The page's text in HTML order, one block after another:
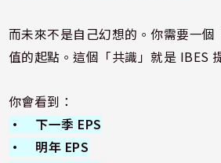
而未來不是自己幻想的。你需要一個
值的起點。這個「共識」就是 IBES
你會看到：
• 下一季 EPS
• 明年 EPS